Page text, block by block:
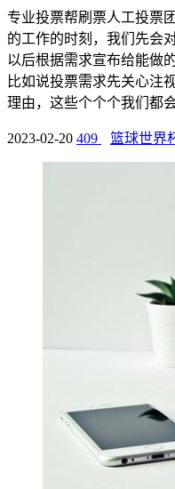
专业投票帮刷票人工投票
的工作的时刻，我们先会
以后根据需求宣布给能做
比如说投票需求先关心注
理由，这些个个个我们都
2023-02-20 409 篮球世界